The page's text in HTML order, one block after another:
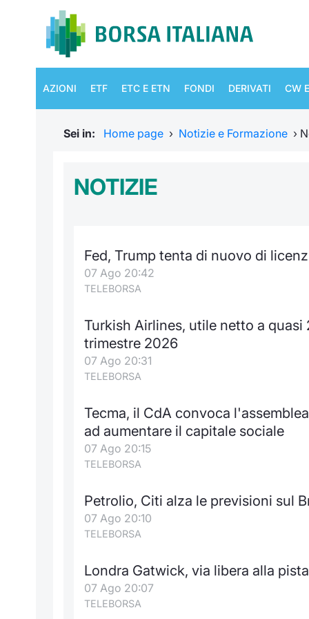
AZIONI ETF ETC E ETN FONDI DERIVATI CW
Sei in: Home page › Notizie e Formazione ›
NOTIZIE
Fed, Trump tenta di nuovo di
07 Ago 20:42
TELEBORSA
Turkish Airlines, utile netto a
trimestre 2026
07 Ago 20:31
TELEBORSA
Tecma, il CdA convoca
ad aumentare il capitale sociale
07 Ago 20:15
TELEBORSA
Petrolio, Citi alza le previsioni sul
07 Ago 20:10
TELEBORSA
Londra Gatwick, via libera alla
07 Ago 20:07
TELEBORSA